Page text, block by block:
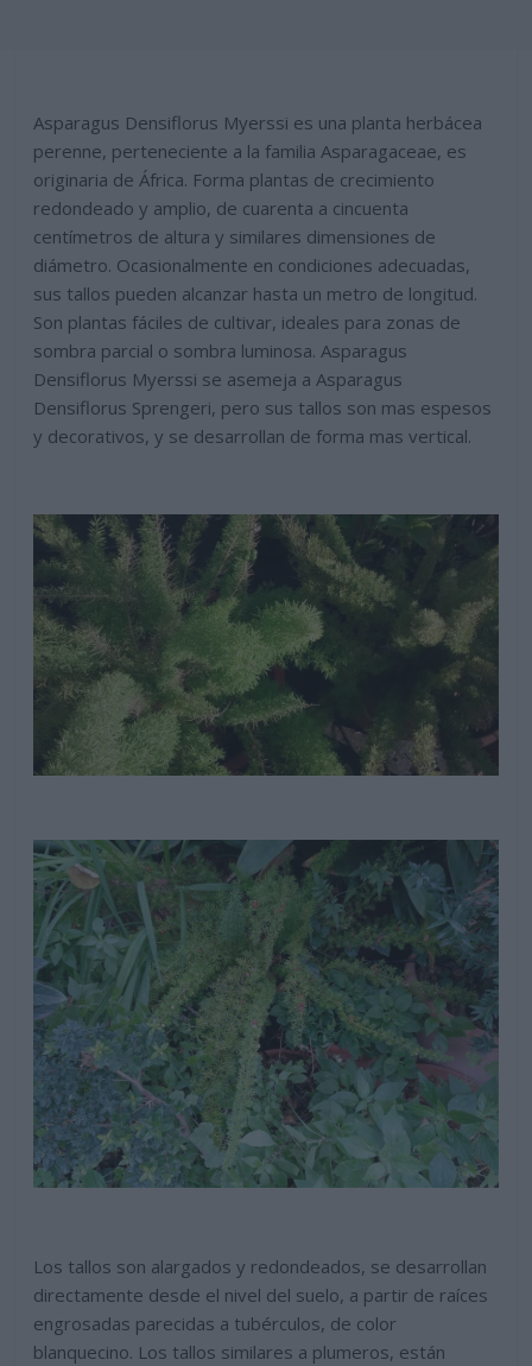
Asparagus Densiflorus Myerssi es una planta herbácea
perenne, perteneciente a la familia Asparagaceae, es
originaria de África. Forma plantas de crecimiento
redondeado y amplio, de cuarenta a cincuenta
centímetros de altura y similares dimensiones de
diámetro. Ocasionalmente en condiciones adecuadas,
sus tallos pueden alcanzar hasta un metro de longitud.
Son plantas fáciles de cultivar, ideales para zonas de
sombra parcial o sombra luminosa. Asparagus
Densiflorus Myerssi se asemeja a Asparagus
Densiflorus Sprengeri, pero sus tallos son mas espesos
y decorativos, y se desarrollan de forma mas vertical.
Los tallos son alargados y redondeados, se desarrollan
directamente desde el nivel del suelo, a partir de raíces
engrosadas parecidas a tubérculos, de color
blanquecino. Los tallos similares a plumeros, están